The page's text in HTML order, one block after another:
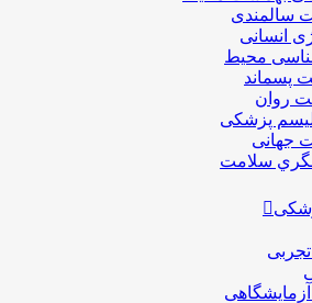
سالمندی
انسانی
محیط
پسماند
روان
پزشکی
جهانی
سلامت